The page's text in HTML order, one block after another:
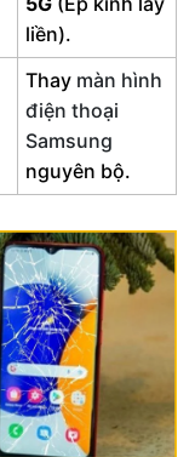
liền).
Thay màn hình
điện thoại
Samsung
nguyên bộ.